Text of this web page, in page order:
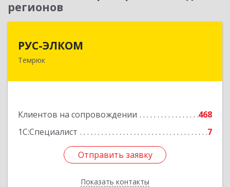
регионов
РУС-ЭЛКОМ
Темрюк
Клиентов на сопровождении
468
1С:Специалист
7
Отправить заявку
Показать контакты
353500, Краснодарский край, Темрюкский р-н,
Отправить заявку
Назад